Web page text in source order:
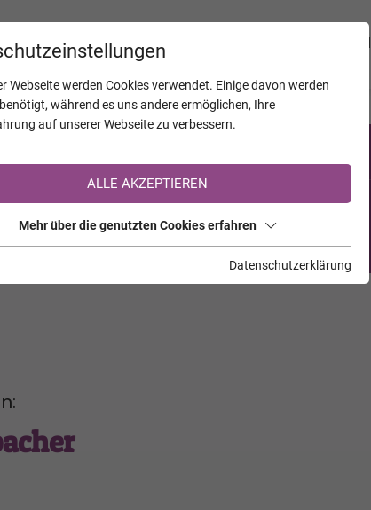
sind noch nicht auf TrauerHilfe.it registriert?
>> zur kostenlosen Registrierung <<
Webseite werden Cookies verwendet. Einige davon werden
während es uns andere ermöglichen, Ihre
auf unserer Webseite zu verbessern.
ALLE AKZEPTIEREN
Mehr über die genutzten Cookies erfahren
Datenschutzerklärung
JAHRESTAGE UNTERNEHMEN